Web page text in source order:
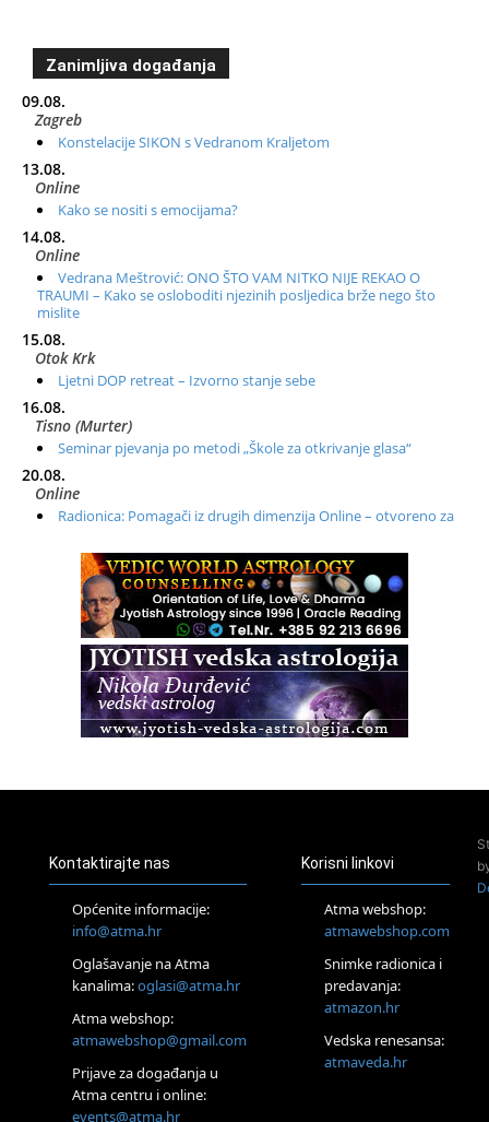
Zanimljiva događanja
09.08.
Zagreb
Konstelacije SIKON s Vedranom Kraljetom
13.08.
Online
Kako se nositi s emocijama?
14.08.
Online
Vedrana Meštrović: ONO ŠTO VAM NITKO NIJE REKAO O
TRAUMI – Kako se osloboditi njezinih posljedica brže nego što
mislite
15.08.
Otok Krk
Ljetni DOP retreat – Izvorno stanje sebe
16.08.
Tisno (Murter)
Seminar pjevanja po metodi „Škole za otkrivanje glasa“
20.08.
Online
Radionica: Pomagači iz drugih dimenzija Online – otvoreno za
Zagreb+Online
Osnovni ThetaHealing® tečaj, Zagreb i Online
Zagreb
Osnovna radionica za izscjeljivanje pranom (Basic Pranic
Healing course)
Access BARS®, otpusti stres
Pjesma srca / Zagreb
Tečaj Višeg Vodstva, razvijanja intuicije i Akaša zapisa
Online
Upisi u program Profesionalni hipnoterapeut — nova
Online
Postanite Nositelj Vibracije Nove Zemlje
Kontaktirajte nas
Općenite informacije:
info@atma.hr
Oglašavanje na Atma
kanalima:oglasi@atma.hr
Atma webshop:
atmawebshop@gmail.com
Prijave za događanja u
Atma centru i online:
events@atma.hr
Korisni linkovi
Atma webshop:
atmawebshop.com
Snimke radionica i
predavanja:
atmazon.hr
Vedska renesansa:
atmaveda.hr